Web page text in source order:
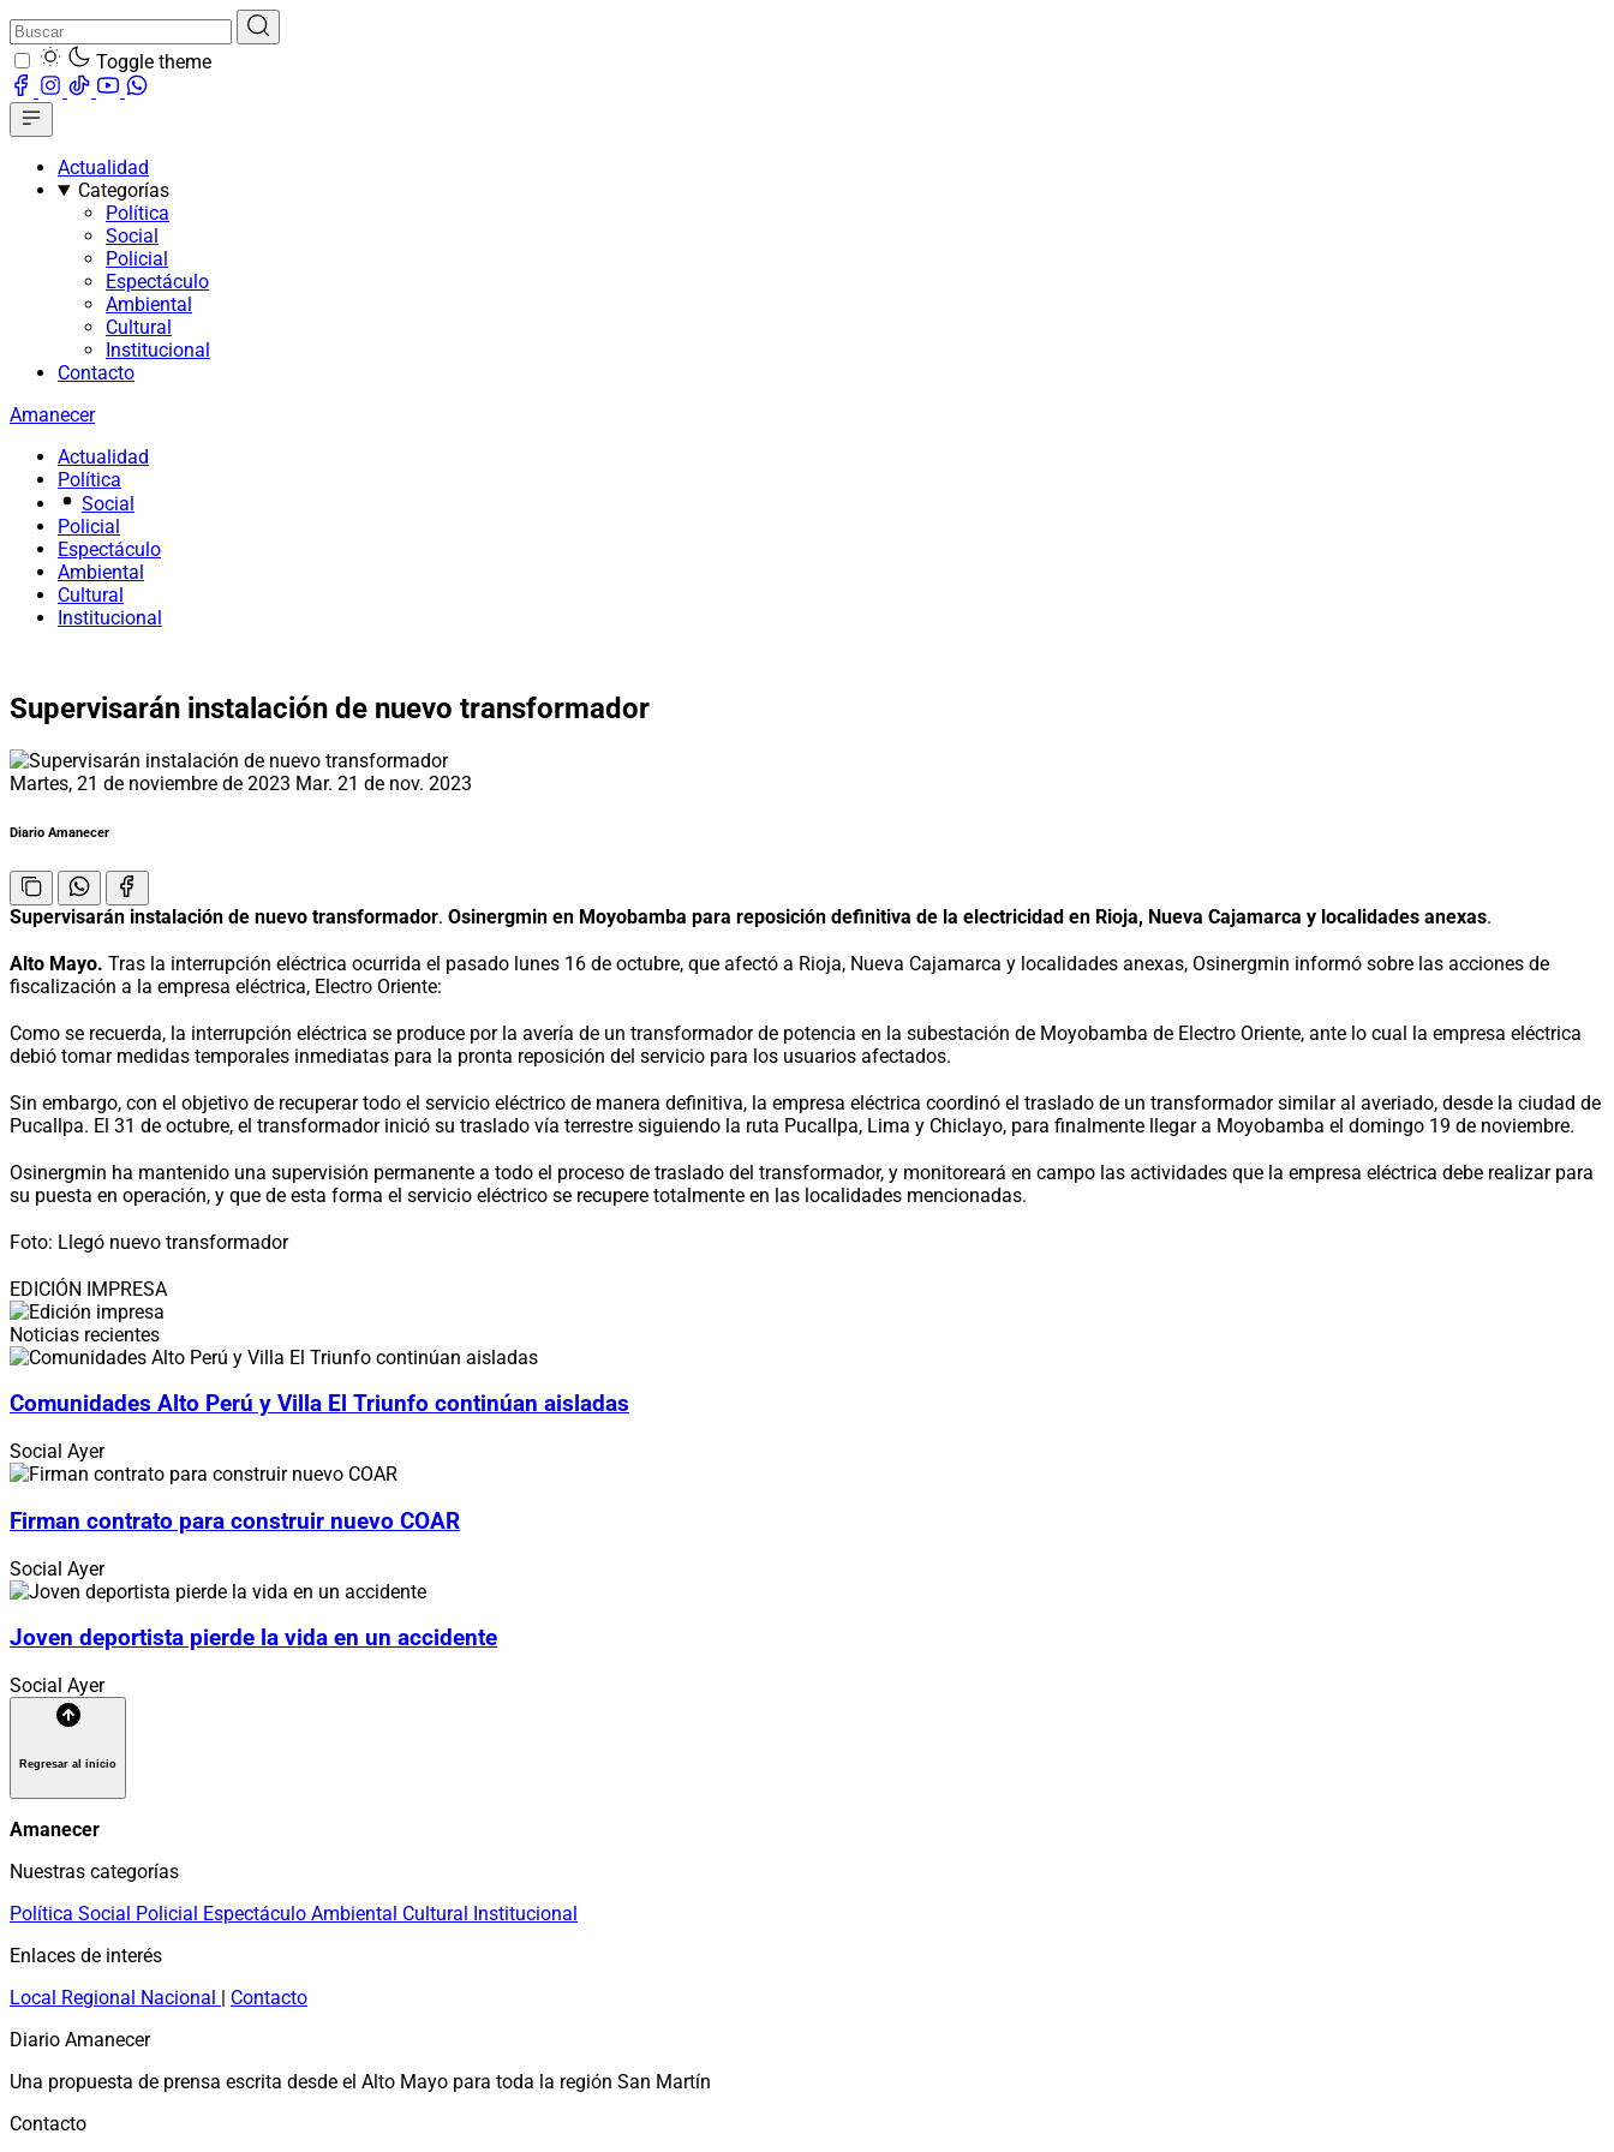
Toggle theme
Actualidad
Categorías
Política
Social
Policial
Espectáculo
Ambiental
Cultural
Institucional
Contacto
Amanecer
Actualidad
Política
Social
Policial
Espectáculo
Ambiental
Cultural
Institucional
Supervisarán instalación de nuevo transformador
Martes, 21 de noviembre de 2023 Mar. 21 de nov. 2023
Diario Amanecer
Supervisarán instalación de nuevo transformador. Osinergmin en Moyobamba para reposición definitiva de la electricidad en Rioja, Nueva Cajamarca y localidades anexas.
Alto Mayo. Tras la interrupción eléctrica ocurrida el pasado lunes 16 de octubre, que afectó a Rioja, Nueva Cajamarca y localidades anexas, Osinergmin informó sobre las acciones de
fiscalización a la empresa eléctrica, Electro Oriente:
Como se recuerda, la interrupción eléctrica se produce por la avería de un transformador de potencia en la subestación de Moyobamba de Electro Oriente, ante lo cual la empresa eléctrica
debió tomar medidas temporales inmediatas para la pronta reposición del servicio para los usuarios afectados.
Sin embargo, con el objetivo de recuperar todo el servicio eléctrico de manera definitiva, la empresa eléctrica coordinó el traslado de un transformador similar al averiado, desde la ciudad de
Pucallpa. El 31 de octubre, el transformador inició su traslado vía terrestre siguiendo la ruta Pucallpa, Lima y Chiclayo, para finalmente llegar a Moyobamba el domingo 19 de noviembre.
Osinergmin ha mantenido una supervisión permanente a todo el proceso de traslado del transformador, y monitoreará en campo las actividades que la empresa eléctrica debe realizar para
su puesta en operación, y que de esta forma el servicio eléctrico se recupere totalmente en las localidades mencionadas.
Foto: Llegó nuevo transformador
EDICIÓN IMPRESA
Noticias recientes
Comunidades Alto Perú y Villa El Triunfo continúan aisladas
Social Ayer
Firman contrato para construir nuevo COAR
Social Ayer
Joven deportista pierde la vida en un accidente
Social Ayer
Regresar al inicio
Amanecer
Nuestras categorías
Política Social Policial Espectáculo Ambiental Cultural Institucional
Enlaces de interés
Local Regional Nacional | Contacto
Diario Amanecer
Una propuesta de prensa escrita desde el Alto Mayo para toda la región San Martín
Contacto